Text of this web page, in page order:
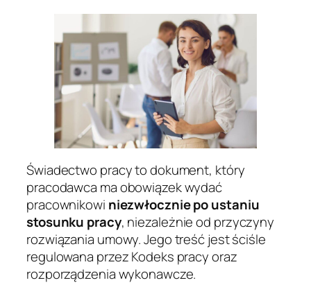
Świadectwo pracy to dokument, który
pracodawca ma obowiązek wydać
pracownikowi niezwłocznie po ustaniu
stosunku pracy, niezależnie od przyczyny
rozwiązania umowy. Jego treść jest ściśle
regulowana przez Kodeks pracy oraz
rozporządzenia wykonawcze.